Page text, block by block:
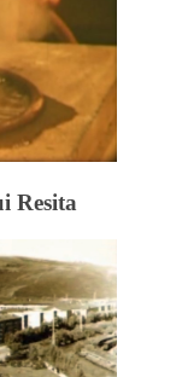
Resita